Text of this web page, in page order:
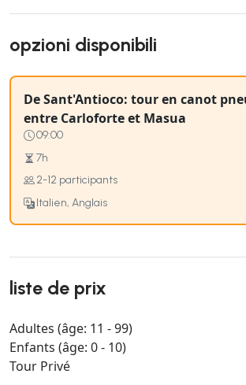
opzioni disponibili
De Sant'Antioco: tour en canot
entre Carloforte et Masua
09:00
7h
2-12 participants
Italien, Anglais
liste de prix
Adultes (âge: 11 - 99)
Enfants (âge: 0 - 10)
Tour Privé